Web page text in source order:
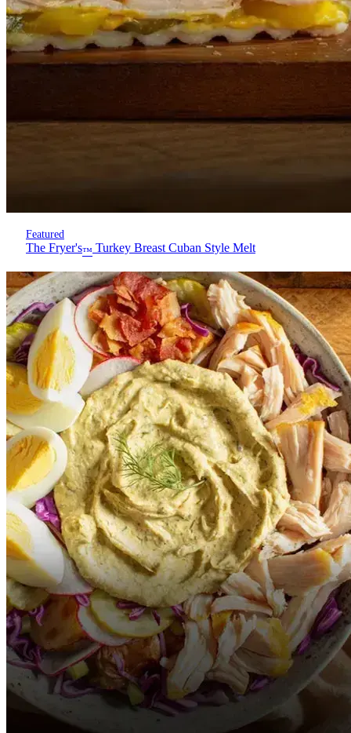
Featured
The Fryer's™ Turkey Breast Cuban Style Melt